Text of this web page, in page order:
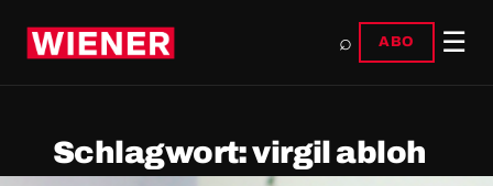
⌕ ABO ☰
Schlagwort:virgil abloh